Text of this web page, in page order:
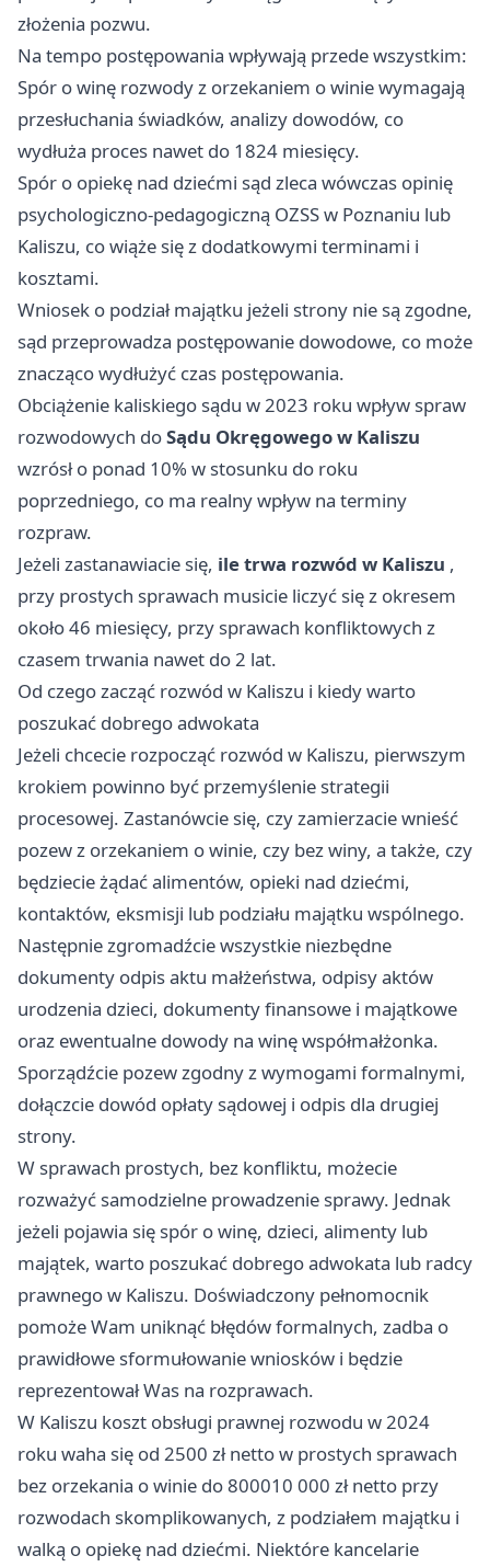
złożenia pozwu.
Na tempo postępowania wpływają przede wszystkim:
Spór o winę rozwody z orzekaniem o winie wymagają
przesłuchania świadków, analizy dowodów, co
wydłuża proces nawet do 1824 miesięcy.
Spór o opiekę nad dziećmi sąd zleca wówczas opinię
psychologiczno-pedagogiczną OZSS w Poznaniu lub
Kaliszu, co wiąże się z dodatkowymi terminami i
kosztami.
Wniosek o podział majątku jeżeli strony nie są zgodne,
sąd przeprowadza postępowanie dowodowe, co może
znacząco wydłużyć czas postępowania.
Obciążenie kaliskiego sądu w 2023 roku wpływ spraw
rozwodowych doSądu Okręgowego w Kaliszu
wzrósł o ponad 10% w stosunku do roku
poprzedniego, co ma realny wpływ na terminy
rozpraw.
Jeżeli zastanawiacie się, ile trwa rozwód w Kaliszu ,
przy prostych sprawach musicie liczyć się z okresem
około 46 miesięcy, przy sprawach konfliktowych z
czasem trwania nawet do 2 lat.
Od czego zacząć rozwód w Kaliszu i kiedy warto
poszukać dobrego adwokata
Jeżeli chcecie rozpocząć rozwód w Kaliszu, pierwszym
krokiem powinno być przemyślenie strategii
procesowej. Zastanówcie się, czy zamierzacie wnieść
pozew z orzekaniem o winie, czy bez winy, a także, czy
będziecie żądać alimentów, opieki nad dziećmi,
kontaktów, eksmisji lub podziału majątku wspólnego.
Następnie zgromadźcie wszystkie niezbędne
dokumenty odpis aktu małżeństwa, odpisy aktów
urodzenia dzieci, dokumenty finansowe i majątkowe
oraz ewentualne dowody na winę współmałżonka.
Sporządźcie pozew zgodny z wymogami formalnymi,
dołączcie dowód opłaty sądowej i odpis dla drugiej
strony.
W sprawach prostych, bez konfliktu, możecie
rozważyć samodzielne prowadzenie sprawy. Jednak
jeżeli pojawia się spór o winę, dzieci, alimenty lub
majątek, warto poszukać dobrego adwokata lub radcy
prawnego w Kaliszu. Doświadczony pełnomocnik
pomoże Wam uniknąć błędów formalnych, zadba o
prawidłowe sformułowanie wniosków i będzie
reprezentował Was na rozprawach.
W Kaliszu koszt obsługi prawnej rozwodu w 2024
roku waha się od 2500 zł netto w prostych sprawach
bez orzekania o winie do 800010 000 zł netto przy
rozwodach skomplikowanych, z podziałem majątku i
walką o opiekę nad dziećmi. Niektóre kancelarie